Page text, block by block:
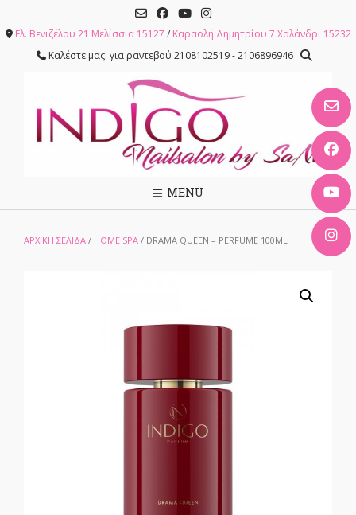
content
Ελ. Βενιζέλου 21 Μελίσσια 15127 / Καραολή Δημητρίου 7 Χαλάνδρι 15232
Καλέστε μας: για ραντεβού 2108102519 - 2106896946
MENU
ΑΡΧΙΚΉ ΣΕΛΊΔΑ / HOME SPA / DRAMA QUEEN – PERFUME 100ML